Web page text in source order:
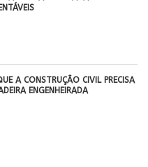
A CONSTRUÇÃO CIVIL PRECISA
ENGENHEIRADA